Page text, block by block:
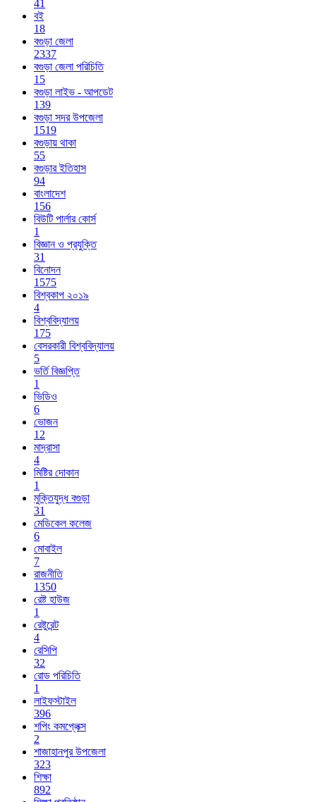
41
বই
18
বগুড়া জেলা
2337
বগুড়া জেলা পরিচিতি
15
বগুড়া লাইভ - আপডেট
139
বগুড়া সদর উপজেলা
1519
বগুড়ায় থাকা
55
বগুড়ার ইতিহাস
94
বাংলাদেশ
156
বিউটি পার্লার কোর্স
1
বিজ্ঞান ও প্রযুক্তি
31
বিনোদন
1575
বিশ্বকাপ ২০১৯
4
বিশ্ববিদ্যালয়
175
বেসরকারী বিশ্ববিদ্যালয়
5
ভর্তি বিজ্ঞপ্তি
1
ভিডিও
6
ভোজন
12
মাদ্রাসা
4
মিষ্টির দোকান
1
মুক্তিযুদ্ধ বগুড়া
31
মেডিকেল কলেজ
6
মোবাইল
7
রাজনীতি
1350
রেষ্ট হাউজ
1
রেষ্টুরেন্ট
4
রেসিপি
32
রোড পরিচিতি
1
লাইফস্টাইল
396
শপিং কমপ্লেক্স
2
শাজাহানপুর উপজেলা
323
শিক্ষা
892